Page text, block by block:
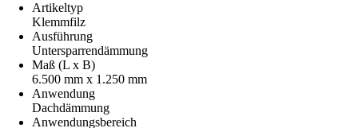
Artikeltyp
Klemmfilz
Ausführung
Untersparrendämmung
Maß (L x B)
6.500 mm x 1.250 mm
Anwendung
Dachdämmung
Anwendungsbereich